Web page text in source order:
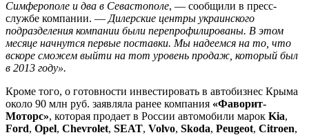
Симферополе и два в Севастополе, — сообщили в пресс-
службе компании. — Дилерские центры украинского
подразделения компании были перепрофилированы. В этом
месяце начнутся первые поставки. Мы надеемся на то, что
вскоре сможем выйти на тот уровень продаж, который был
в 2013 году».
Кроме того, о готовности инвестировать в автобизнес Крыма
около 90 млн руб. заявляла ранее компания «Фаворит-
Моторс», которая продает в России автомобили марок Kia,
Ford, Opel, Chevrolet, SEAT, Volvo, Skoda, Peugeot, Citroen,